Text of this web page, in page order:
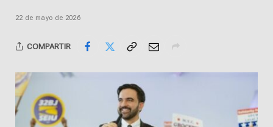
22 de mayo de 2026
COMPARTIR